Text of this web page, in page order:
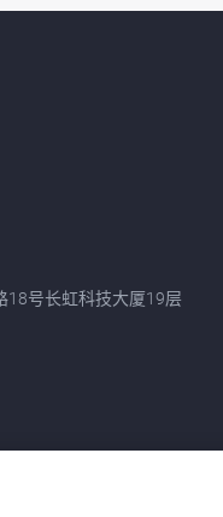
18号长虹科技大厦19层